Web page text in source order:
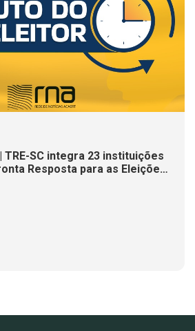
TRE-SC integra 23 instituições
Resposta para as Eleições